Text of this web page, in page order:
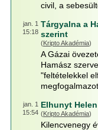
civil, a
jan. 1
15:18
Tárgyalna a
szerint
(Kripto Akadémia)
A Gázai
Hamász
"feltételekkel
jan. 1
15:54
Elhunyt
(Kripto Akadémia)
Kilencvenegy